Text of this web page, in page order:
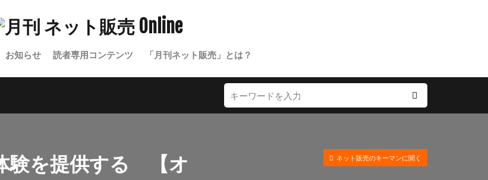
お知らせ 読者専用コンテンツ 「月刊ネット販売」とは？
験を提供する 【オ
ネット販売のキーマンに聞く